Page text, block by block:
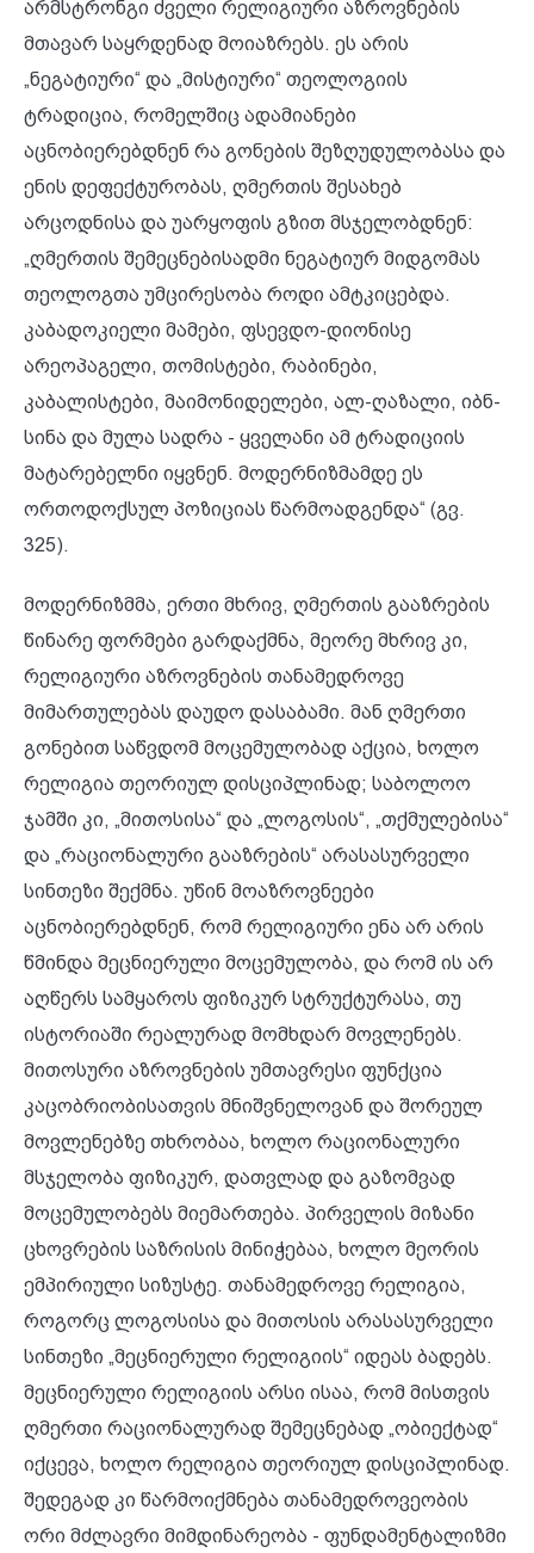
არმსტრონგი ძველი რელიგიური აზროვნების
მთავარ საყრდენად მოიაზრებს. ეს არის
„ნეგატიური“ და „მისტიური“ თეოლოგიის
ტრადიცია, რომელშიც ადამიანები
აცნობიერებდნენ რა გონების შეზღუდულობასა და
ენის დეფექტურობას, ღმერთის შესახებ
არცოდნისა და უარყოფის გზით მსჯელობდნენ:
„ღმერთის შემეცნებისადმი ნეგატიურ მიდგომას
თეოლოგთა უმცირესობა როდი ამტკიცებდა.
კაბადოკიელი მამები, ფსევდო-დიონისე
არეოპაგელი, თომისტები, რაბინები,
კაბალისტები, მაიმონიდელები, ალ-ღაზალი, იბნ-
სინა და მულა სადრა - ყველანი ამ ტრადიციის
მატარებელნი იყვნენ. მოდერნიზმამდე ეს
ორთოდოქსულ პოზიციას წარმოადგენდა“ (გვ.
325).
მოდერნიზმმა, ერთი მხრივ, ღმერთის გააზრების
წინარე ფორმები გარდაქმნა, მეორე მხრივ კი,
რელიგიური აზროვნების თანამედროვე
მიმართულებას დაუდო დასაბამი. მან ღმერთი
გონებით საწვდომ მოცემულობად აქცია, ხოლო
რელიგია თეორიულ დისციპლინად; საბოლოო
ჯამში კი, „მითოსისა“ და „ლოგოსის“, „თქმულებისა“
და „რაციონალური გააზრების“ არასასურველი
სინთეზი შექმნა. უწინ მოაზროვნეები
აცნობიერებდნენ, რომ რელიგიური ენა არ არის
წმინდა მეცნიერული მოცემულობა, და რომ ის არ
აღწერს სამყაროს ფიზიკურ სტრუქტურასა, თუ
ისტორიაში რეალურად მომხდარ მოვლენებს.
მითოსური აზროვნების უმთავრესი ფუნქცია
კაცობრიობისათვის მნიშვნელოვან და შორეულ
მოვლენებზე თხრობაა, ხოლო რაციონალური
მსჯელობა ფიზიკურ, დათვლად და გაზომვად
მოცემულობებს მიემართება. პირველის მიზანი
ცხოვრების საზრისის მინიჭებაა, ხოლო მეორის
ემპირიული სიზუსტე. თანამედროვე რელიგია,
როგორც ლოგოსისა და მითოსის არასასურველი
სინთეზი „მეცნიერული რელიგიის“ იდეას ბადებს.
მეცნიერული რელიგიის არსი ისაა, რომ მისთვის
ღმერთი რაციონალურად შემეცნებად „ობიექტად“
იქცევა, ხოლო რელიგია თეორიულ დისციპლინად.
შედეგად კი წარმოიქმნება თანამედროვეობის
ორი მძლავრი მიმდინარეობა - ფუნდამენტალიზმი